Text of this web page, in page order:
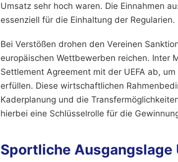
Umsatz sehr hoch waren. Die Einnahmen
essenziell für die Einhaltung der Regularien.
Bei Verstößen drohen den Vereinen
europäischen Wettbewerben reichen. Inter
Settlement Agreement mit der UEFA ab,
erfüllen. Diese wirtschaftlichen
Kaderplanung und die
hierbei eine Schlüsselrolle für die
Sportliche Ausgangslage